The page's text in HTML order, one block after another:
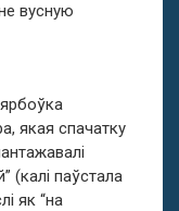
вусную
якая спачатку
(калі паўстала
як “на